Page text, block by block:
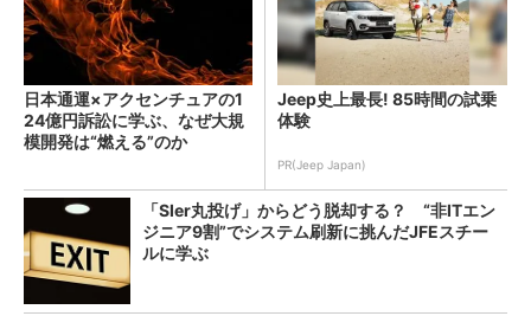
日本通運×アクセンチュアの1
24億円訴訟に学ぶ、なぜ大規
模開発は“燃える”のか
Jeep史上最長! 85時間の試乗
体験
PR(Jeep Japan)
「SIer丸投げ」からどう脱却する？ “非ITエン
ジニア9割”でシステム刷新に挑んだJFEスチー
ルに学ぶ